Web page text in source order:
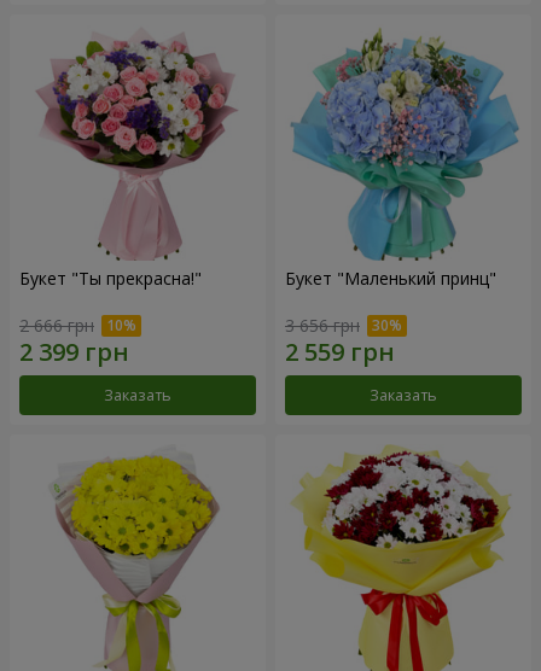
Букет "Ты прекрасна!"
2 666 грн
Заказать
Букет "Маленький принц"
3 656 грн
Заказать